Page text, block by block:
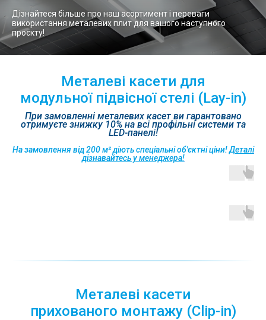
Дізнайтеся більше про наш асортимент і переваги
використання металевих плит для вашого наступного
проєкту!
Металеві касети для
модульної підвісної стелі (Lay-in)
При замовленні металевих касет ви гарантовано
отримуєте знижку 10% на всі профільні системи та
LED-панелі!
На замовлення від 200 м² діють спеціальні об'єктні ціни!Деталі
дізнавайтесь у менеджера!
Металеві касети
прихованого монтажу (Clip-in)